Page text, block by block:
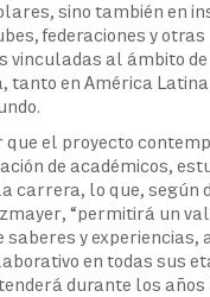
sino también en
federaciones y otras
vinculadas al ámbito
tanto en América Latina
que el proyecto
de académicos,
carrera, lo que, según
“permitirá un
saberes y experiencias,
en todas sus
durante los años